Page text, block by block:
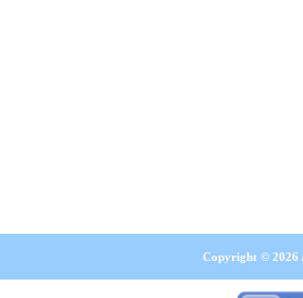
Copyright © 2026